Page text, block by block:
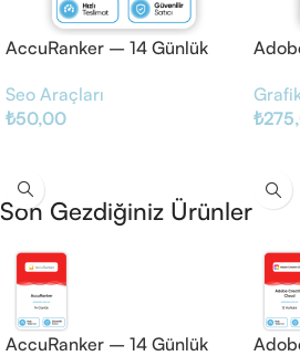
AccuRanker – 14 Günlük
Seo Araçları
₺50,00
₺
Son Gezdiğiniz Ürünler
AccuRanker – 14 Günlük